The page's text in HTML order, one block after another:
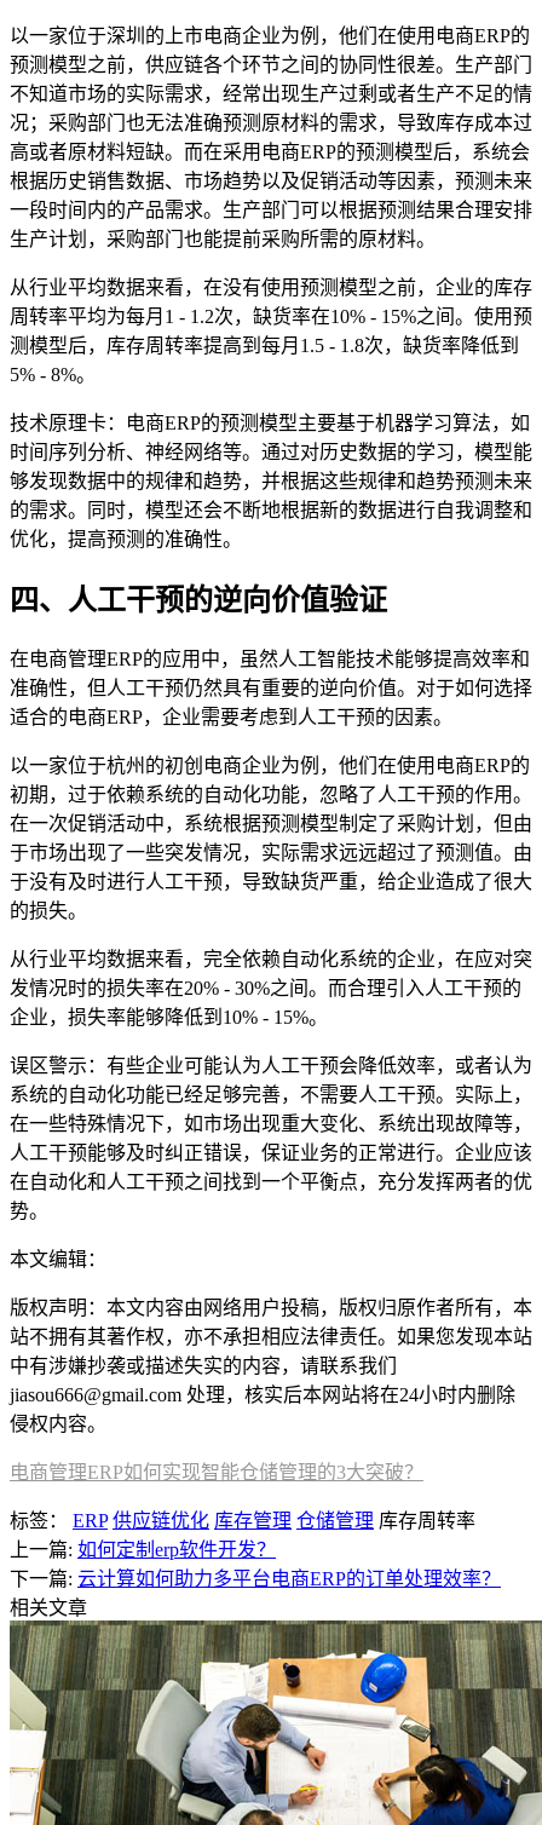
以一家位于深圳的上市电商企业为例，他们在使用电商ERP的
预测模型之前，供应链各个环节之间的协同性很差。生产部门
不知道市场的实际需求，经常出现生产过剩或者生产不足的情
况；采购部门也无法准确预测原材料的需求，导致库存成本过
高或者原材料短缺。而在采用电商ERP的预测模型后，系统会
根据历史销售数据、市场趋势以及促销活动等因素，预测未来
一段时间内的产品需求。生产部门可以根据预测结果合理安排
生产计划，采购部门也能提前采购所需的原材料。
从行业平均数据来看，在没有使用预测模型之前，企业的库存
周转率平均为每月1 - 1.2次，缺货率在10% - 15%之间。使用预
测模型后，库存周转率提高到每月1.5 - 1.8次，缺货率降低到
5% - 8%。
技术原理卡：电商ERP的预测模型主要基于机器学习算法，如
时间序列分析、神经网络等。通过对历史数据的学习，模型能
够发现数据中的规律和趋势，并根据这些规律和趋势预测未来
的需求。同时，模型还会不断地根据新的数据进行自我调整和
优化，提高预测的准确性。
四、人工干预的逆向价值验证
在电商管理ERP的应用中，虽然人工智能技术能够提高效率和
准确性，但人工干预仍然具有重要的逆向价值。对于如何选择
适合的电商ERP，企业需要考虑到人工干预的因素。
以一家位于杭州的初创电商企业为例，他们在使用电商ERP的
初期，过于依赖系统的自动化功能，忽略了人工干预的作用。
在一次促销活动中，系统根据预测模型制定了采购计划，但由
于市场出现了一些突发情况，实际需求远远超过了预测值。由
于没有及时进行人工干预，导致缺货严重，给企业造成了很大
的损失。
从行业平均数据来看，完全依赖自动化系统的企业，在应对突
发情况时的损失率在20% - 30%之间。而合理引入人工干预的
企业，损失率能够降低到10% - 15%。
误区警示：有些企业可能认为人工干预会降低效率，或者认为
系统的自动化功能已经足够完善，不需要人工干预。实际上，
在一些特殊情况下，如市场出现重大变化、系统出现故障等，
人工干预能够及时纠正错误，保证业务的正常进行。企业应该
在自动化和人工干预之间找到一个平衡点，充分发挥两者的优
势。
本文编辑：
版权声明：本文内容由网络用户投稿，版权归原作者所有，本
站不拥有其著作权，亦不承担相应法律责任。如果您发现本站
中有涉嫌抄袭或描述失实的内容，请联系我们
jiasou666@gmail.com 处理，核实后本网站将在24小时内删除
侵权内容。
电商管理ERP如何实现智能仓储管理的3大突破？
标签： ERP 供应链优化 库存管理 仓储管理 库存周转率
上一篇: 如何定制erp软件开发？
下一篇: 云计算如何助力多平台电商ERP的订单处理效率？
相关文章